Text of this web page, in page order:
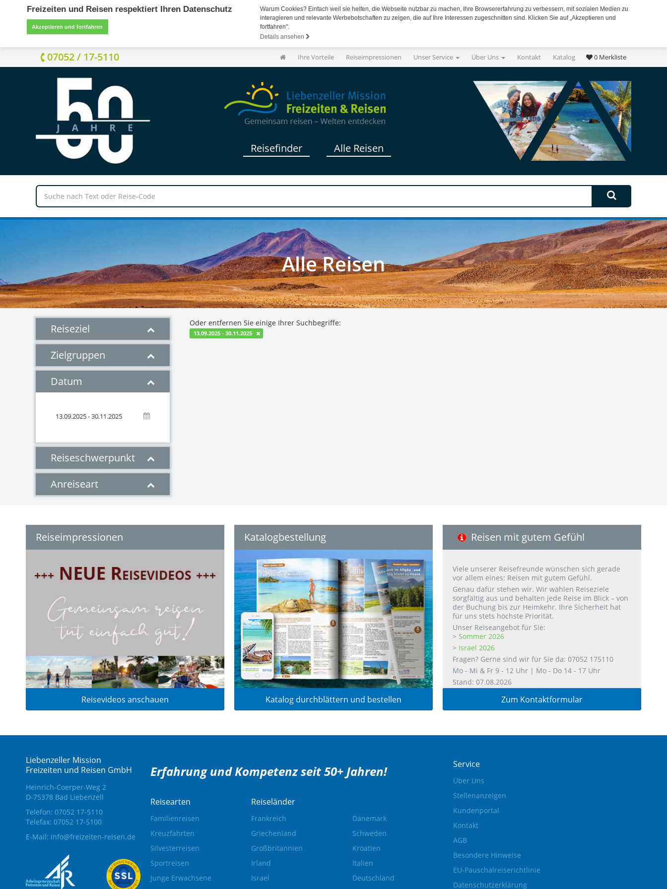
Freizeiten und Reisen respektiert Ihren Datenschutz
Warum Cookies? Einfach weil sie helfen, die Webseite nutzbar zu machen, Ihre Browsererfahrung zu verbessern, mit sozialen Medien zu
interagieren und relevante Werbebotschaften zu zeigen, die auf Ihre Interessen zugeschnitten sind. Klicken Sie auf „Akzeptieren und
fortfahren".
Details ansehen
Akzeptieren und fortfahren
07052 / 17-5110 Ihre Vorteile Reiseimpressionen Unser Service Über Uns Kontakt Katalog 0 Merkliste
Reisefinder Alle Reisen
Alle Reisen
Reiseziel
Zielgruppen
Datum
13.09.2025 - 30.11.2025
Reiseschwerpunkt
Anreiseart
Oder entfernen Sie einige Ihrer Suchbegriffe:
13.09.2025 - 30.11.2025
Reiseimpressionen
Reisevideos anschauen
Katalogbestellung
Katalog durchblättern und bestellen
Reisen mit gutem Gefühl
Viele unserer Reisefreunde wünschen sich gerade
vor allem eines: Reisen mit gutem Gefühl.
Genau dafür stehen wir. Wir wählen Reiseziele
sorgfältig aus und behalten jede Reise im Blick – von
der Buchung bis zur Heimkehr. Ihre Sicherheit hat
für uns stets höchste Priorität.
Unser Reiseangebot für Sie:
> Sommer 2026
> Israel 2026
Fragen? Gerne sind wir für Sie da: 07052 175110
Mo - Mi & Fr 9 - 12 Uhr | Mo - Do 14 - 17 Uhr
Stand: 07.08.2026
Zum Kontaktformular
Liebenzeller Mission
Freizeiten und Reisen GmbH
Heinrich-Coerper-Weg 2
D-75378 Bad Liebenzell
Telefon: 07052 17-5110
Telefax: 07052 17-5100
E-Mail: info@freizeiten-reisen.de
Erfahrung und Kompetenz seit 50+ Jahren!
Reisearten
Familienreisen
Kreuzfahrten
Silvesterreisen
Sportreisen
Junge Erwachsene
Reiseländer
Frankreich
Griechenland
Großbritannien
Irland
Israel
Dänemark
Schweden
Kroatien
Italien
Deutschland
Service
Über Uns
Stellenanzeigen
Kundenportal
Kontakt
AGB
Besondere Hinweise
EU-Pauschalreiserichtlinie
Datenschutzerklärung